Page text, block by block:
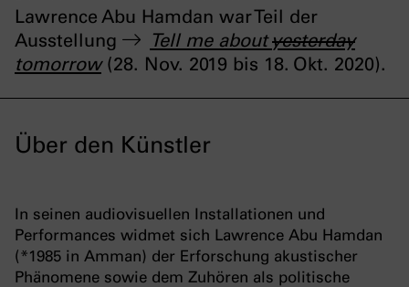
Lawrence Abu Hamdan war Teil der
Ausstellung
Tell me aboutyesterday
tomorrow(28. Nov. 2019 bis 18. Okt. 2020).
Über den Künstler
In seinen audiovisuellen Installationen und
Performances widmet sich Lawrence Abu Hamdan
(*1985 in Amman) der Erforschung akustischer
Phänomene sowie dem Zuhören als politische